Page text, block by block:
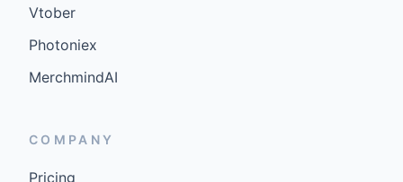
Vtober
Photoniex
MerchmindAI
COMPANY
Pricing